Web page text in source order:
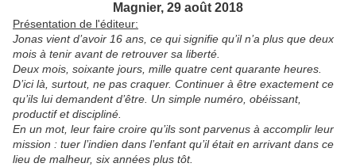
Magnier, 29 août 2018
Présentation de l'éditeur:
Jonas vient d’avoir 16 ans, ce qui signifie qu’il n’a plus que deux
mois à tenir avant de retrouver sa liberté.
Deux mois, soixante jours, mille quatre cent quarante heures.
D’ici là, surtout, ne pas craquer. Continuer à être exactement ce
qu’ils lui demandent d’être. Un simple numéro, obéissant,
productif et discipliné.
En un mot, leur faire croire qu’ils sont parvenus à accomplir leur
mission : tuer l’indien dans l’enfant qu’il était en arrivant dans ce
lieu de malheur, six années plus tôt.